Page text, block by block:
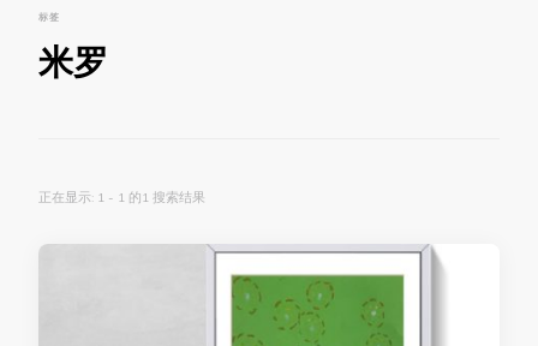
标签
米罗
正在显示: 1 - 1 的1 搜索结果